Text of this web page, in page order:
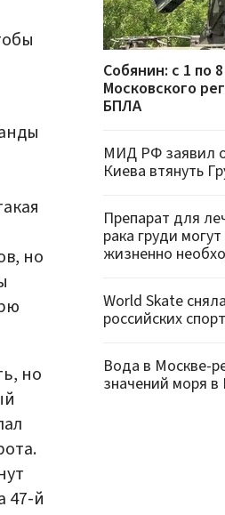
но
но
47-й
Собянин: с 1 по
Московского
БПЛА
МИД РФ заявил
Киева втянуть
Препарат для
рака груди
жизненно
World Skate
российских
Вода в Москве-
значений моря